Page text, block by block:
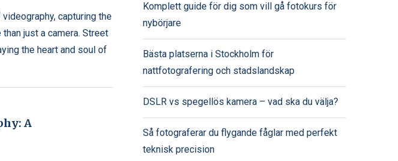
capturing the
just a camera. Street
the heart and soul of
A
Komplett guide för dig som vill gå fotokurs för
nybörjare
Bästa platserna i Stockholm för
nattfotografering och stadslandskap
DSLR vs spegellös kamera – vad ska du välja?
Så fotograferar du flygande fåglar med perfekt
teknisk precision